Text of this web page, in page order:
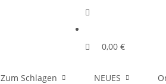
0,00 €
Zum Schlagen NEUES